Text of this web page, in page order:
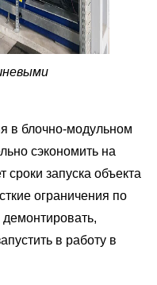
в блочно-модульном
сэкономить на
сроки запуска объекта
ограничения по
в работу в